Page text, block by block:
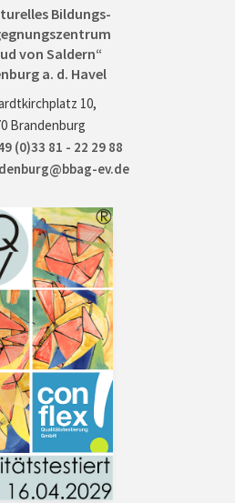
Bildungs-
von Saldern“
a. d. Havel
10,
Brandenburg
(0)33 81 - 22 29 88
ev.de